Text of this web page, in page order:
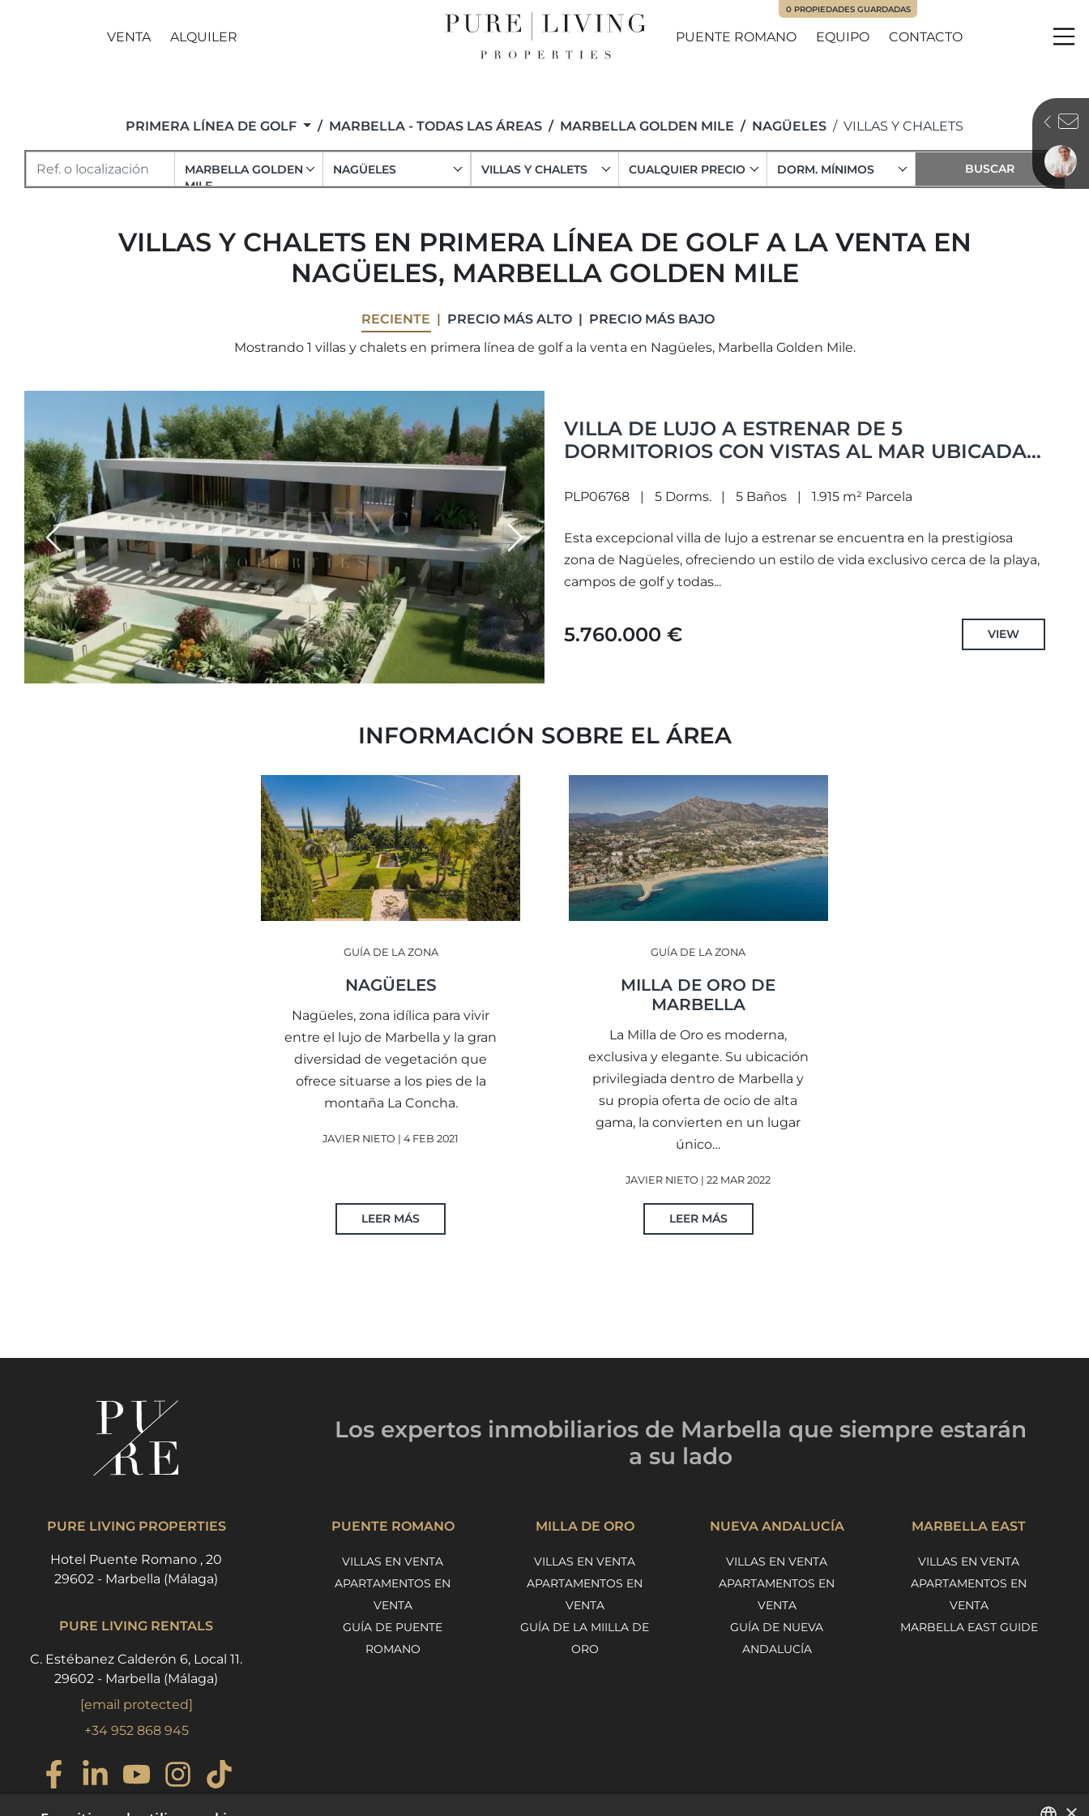
VENTA ALQUILER PUENTE ROMANO EQUIPO CONTACTO
0 PROPIEDADES GUARDADAS
PRIMERA LÍNEA DE GOLF MARBELLA - TODAS LAS ÁREAS MARBELLA GOLDEN MILE NAGÜELES VILLAS Y CHALETS
MARBELLA GOLDEN
MILE
NAGÜELES VILLAS Y CHALETS CUALQUIER PRECIO DORM. MÍNIMOS
VILLAS Y CHALETS EN PRIMERA LÍNEA DE GOLF A LA VENTA EN
NAGÜELES, MARBELLA GOLDEN MILE
RECIENTE PRECIO MÁS ALTO
PRECIO MÁS BAJO
Mostrando 1 villas y chalets en primera línea de golf a la venta en Nagüeles, Marbella Golden Mile.
Previous Next
VILLA DE LUJO A ESTRENAR DE 5
DORMITORIOS CON VISTAS AL MAR UBICADA
DE ORO DE MARBELLA.
PLP06768 5 Dorms. 5 Baños 1.915 m² Parcela
Esta excepcional villa de lujo a estrenar se encuentra en la prestigiosa
zona de Nagüeles, ofreciendo un estilo de vida exclusivo cerca de la playa,
campos de golf y todas...
5.760.000 € VIEW
INFORMACIÓN SOBRE EL ÁREA
GUÍA DE LA ZONA
NAGÜELES
Nagüeles, zona idílica para vivir
entre el lujo de Marbella y la gran
diversidad de vegetación que
ofrece situarse a los pies de la
montaña La Concha.
JAVIER NIETO | 4 FEB 2021
LEER MÁS
GUÍA DE LA ZONA
MILLA DE ORO DE
MARBELLA
La Milla de Oro es moderna,
exclusiva y elegante. Su ubicación
privilegiada dentro de Marbella y
su propia oferta de ocio de alta
gama, la convierten en un lugar
único…
JAVIER NIETO | 22 MAR 2022
LEER MÁS
Los expertos inmobiliarios de Marbella que siempre estarán
a su lado
PURE LIVING PROPERTIES
Hotel Puente Romano , 20
29602 - Marbella (Málaga)
PURE LIVING RENTALS
C. Estébanez Calderón 6, Local 11.
29602 - Marbella (Málaga)
[email protected]
+34 952 868 945
PUENTE ROMANO
VILLAS EN VENTA
APARTAMENTOS EN
VENTA
GUÍA DE PUENTE
ROMANO
MILLA DE ORO
VILLAS EN VENTA
APARTAMENTOS EN
VENTA
GUÍA DE LA MIILLA DE
ORO
NUEVA ANDALUCÍA
VILLAS EN VENTA
APARTAMENTOS EN
VENTA
GUÍA DE NUEVA
ANDALUCÍA
MARBELLA EAST
VILLAS EN VENTA
APARTAMENTOS EN
VENTA
MARBELLA EAST GUIDE